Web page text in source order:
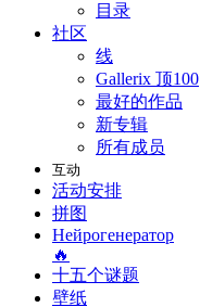
目录
社区
线
Gallerix 顶100
最好的作品
新专辑
所有成员
互动
活动安排
拼图
Нейрогенератор
🔥
十五个谜题
壁纸